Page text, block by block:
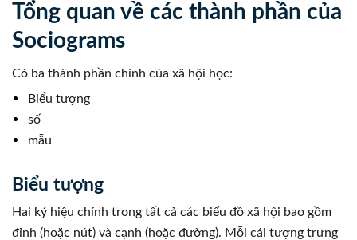
Tổng quan về các thành phần của
Sociograms
Có ba thành phần chính của xã hội học:
Biểu tượng
số
mẫu
Biểu tượng
Hai ký hiệu chính trong tất cả các biểu đồ xã hội bao gồm
đỉnh (hoặc nút) và cạnh (hoặc đường). Mỗi cái tượng trưng